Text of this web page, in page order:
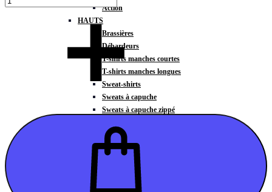
Action
HAUTS
Brassières
Débardeurs
T-shirts manches courtes
T-shirts manches longues
Sweat-shirts
Sweats à capuche
Sweats à capuche zippé
Jupes